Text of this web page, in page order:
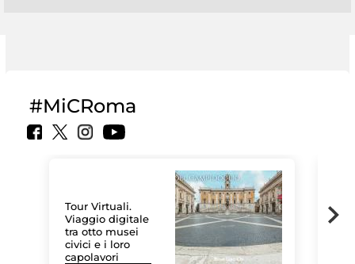
#MiCRoma
Tour Virtuali.
Viaggio digitale
tra otto musei
civici e i loro
capolavori